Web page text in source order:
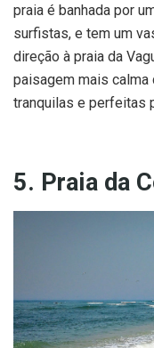
praia é banhada por
surfistas, e tem um
direção à praia da
paisagem mais calma
tranquilas e perfeitas
5. Praia da